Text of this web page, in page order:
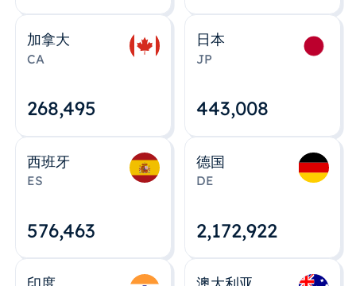
加拿大
CA
268,495
日本
JP
443,008
西班牙
ES
576,463
德国
DE
2,172,922